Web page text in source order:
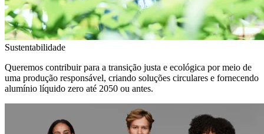
Sustentabilidade
Queremos contribuir para a transição justa e ecológica por meio de
uma produção responsável, criando soluções circulares e fornecendo
alumínio líquido zero até 2050 ou antes.